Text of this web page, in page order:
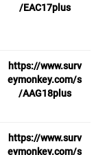
/EAC17plus
https://www.surv
eymonkey.com/s
/AAG18plus
https://www.surv
eymonkey.com/s